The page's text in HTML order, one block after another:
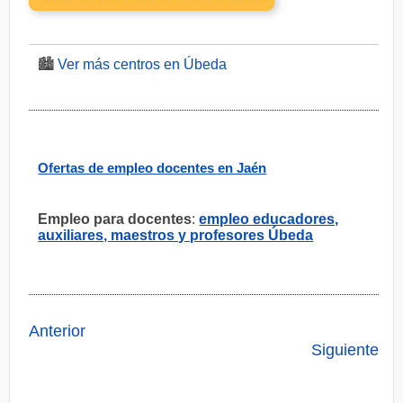
🏙️Ver más centros en Úbeda
Ofertas de empleo docentes en Jaén
Empleo para docentes:empleo educadores,
auxiliares, maestros y profesores Úbeda
Anterior
Siguiente